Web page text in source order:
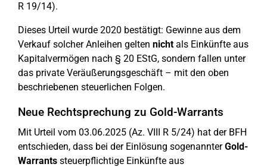
R 19/14).
Dieses Urteil wurde 2020 bestätigt: Gewinne aus dem
Verkauf solcher Anleihen gelten nichtals Einkünfte aus
Kapitalvermögen nach § 20 EStG, sondern fallen unter
das private Veräußerungsgeschäft – mit den oben
beschriebenen steuerlichen Folgen.
Neue Rechtsprechung zu Gold-Warrants
Mit Urteil vom 03.06.2025 (Az. VIII R 5/24) hat der BFH
entschieden, dass bei der Einlösung sogenannterGold-
Warrants steuerpflichtige Einkünfte aus